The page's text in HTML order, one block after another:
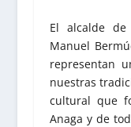
El alcalde de
Manuel
representan
nuestras
cultural que
Anaga y de